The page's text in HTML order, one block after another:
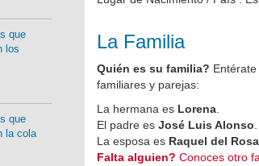
La Familia
Quién es su familia?
familiares y parejas:
La hermana es Lorena
El padre esJosé Luis Alonso
La esposa es Raquel del
Falta alguien? Conoces otro
que
los
que
la cola